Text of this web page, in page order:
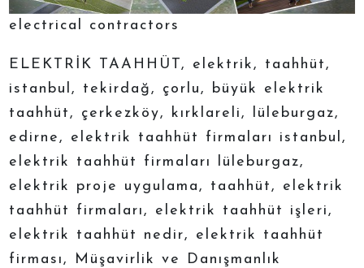
electrical contractors
ELEKTRİK TAAHHÜT, elektrik, taahhüt,
istanbul, tekirdağ, çorlu, büyük elektrik
taahhüt, çerkezköy, kırklareli, lüleburgaz,
edirne, elektrik taahhüt firmaları istanbul,
elektrik taahhüt firmaları lüleburgaz,
elektrik proje uygulama, taahhüt, elektrik
taahhüt firmaları, elektrik taahhüt işleri,
elektrik taahhüt nedir, elektrik taahhüt
firması, Müşavirlik ve Danışmanlık